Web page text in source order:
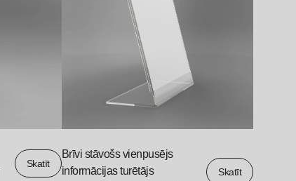
Skatīt
Brīvi stāvošs vienpusējs
informācijas turētājs
Skatīt